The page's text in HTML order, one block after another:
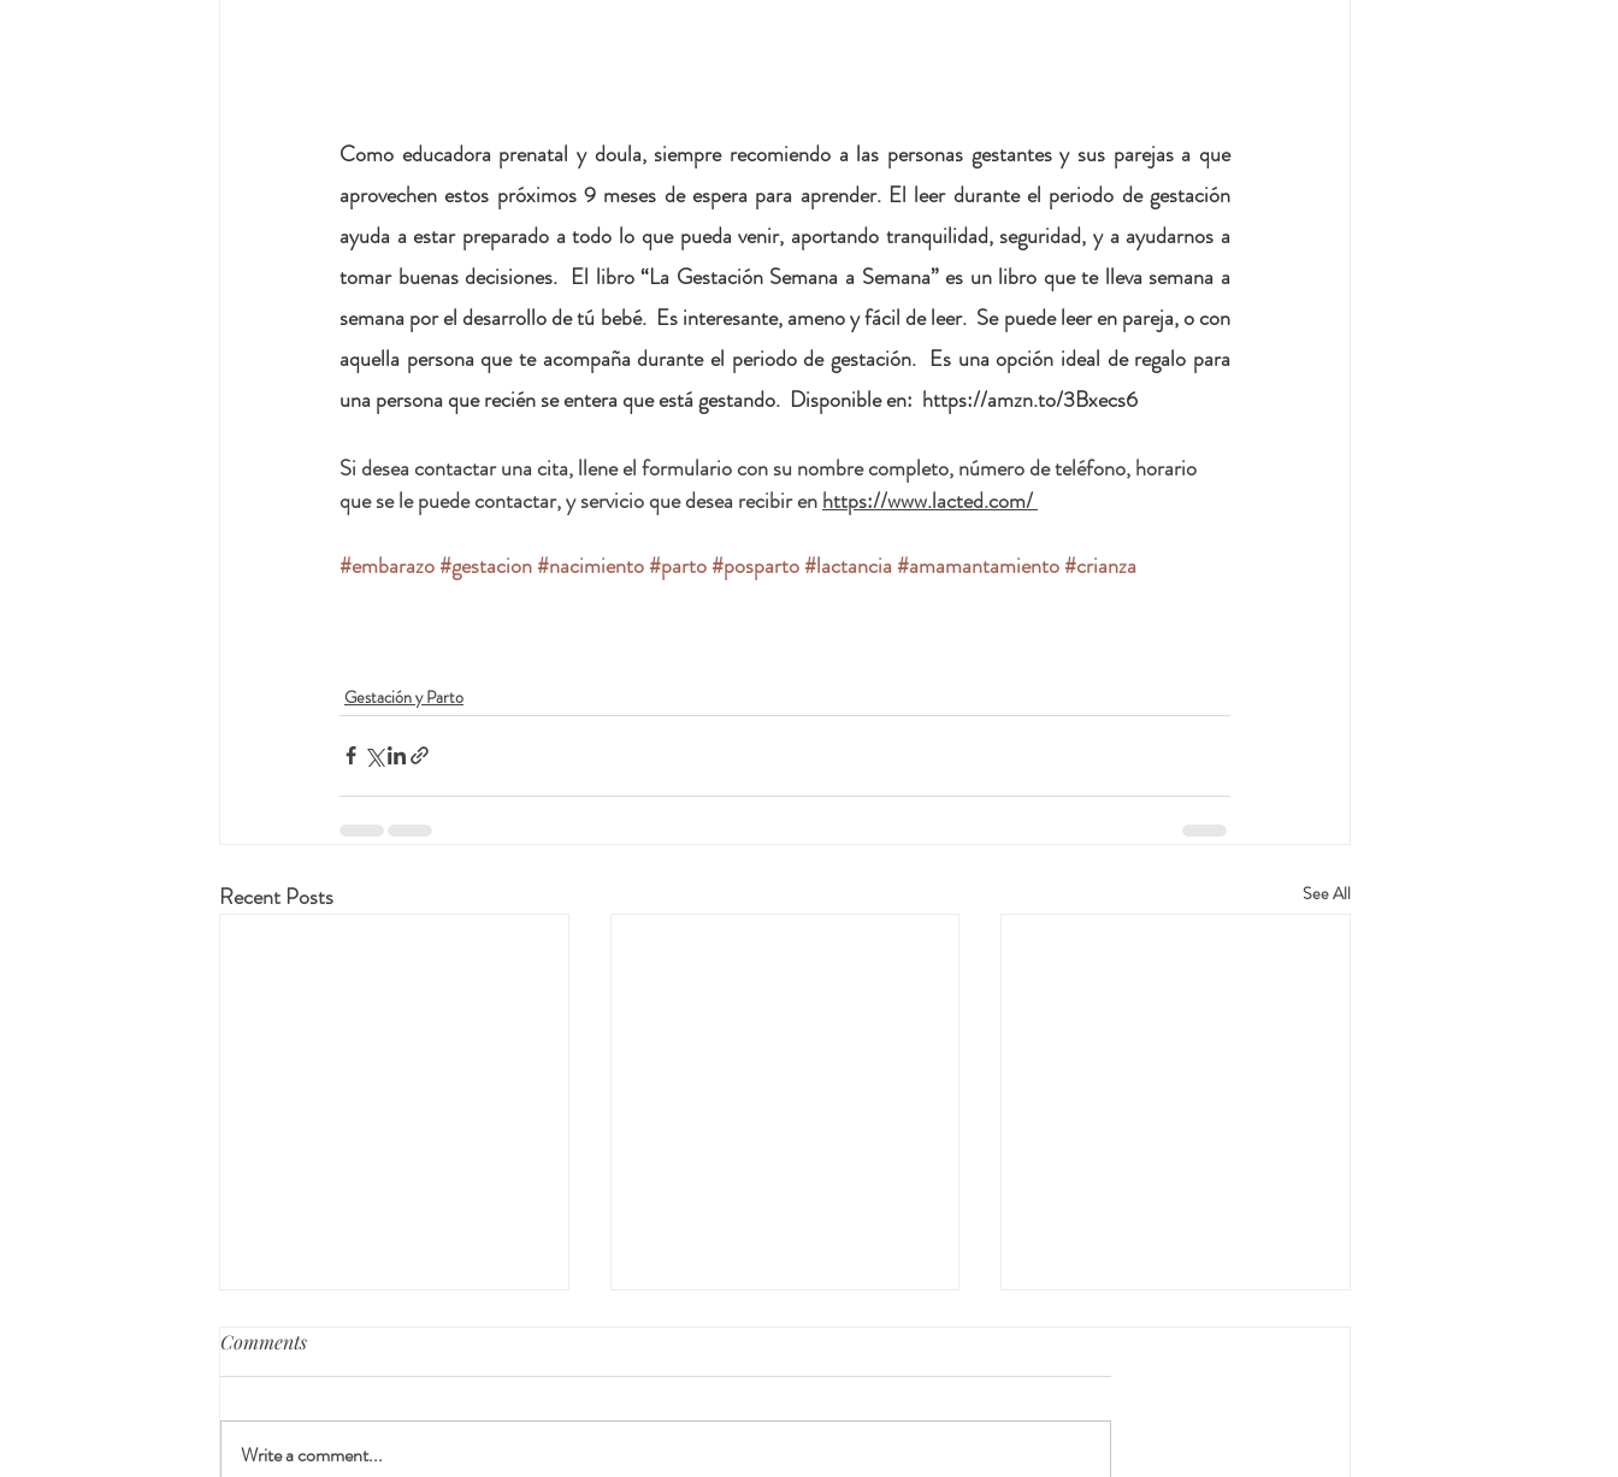
Como educadora prenatal y doula, siempre recomiendo a las personas gestantes y sus parejas a que
aprovechen estos próximos 9 meses de espera para aprender. El leer durante el periodo de gestación
ayuda a estar preparado a todo lo que pueda venir, aportando tranquilidad, seguridad, y a ayudarnos a
tomar buenas decisiones.  El libro “La Gestación Semana a Semana” es un libro que te lleva semana a
semana por el desarrollo de tú bebé.  Es interesante, ameno y fácil de leer.  Se puede leer en pareja, o con
aquella persona que te acompaña durante el periodo de gestación.  Es una opción ideal de regalo para
una persona que recién se entera que está gestando.  Disponible en: https://amzn.to/3Bxecs6
Si desea contactar una cita, llene el formulario con su nombre completo, número de teléfono, horario
que se le puede contactar, y servicio que desea recibir en https://www.lacted.com/
#embarazo#gestacion#nacimiento#parto#posparto#lactancia#amamantamiento#crianza
Gestación y Parto
Recent Posts See All
Comments
Write a comment...